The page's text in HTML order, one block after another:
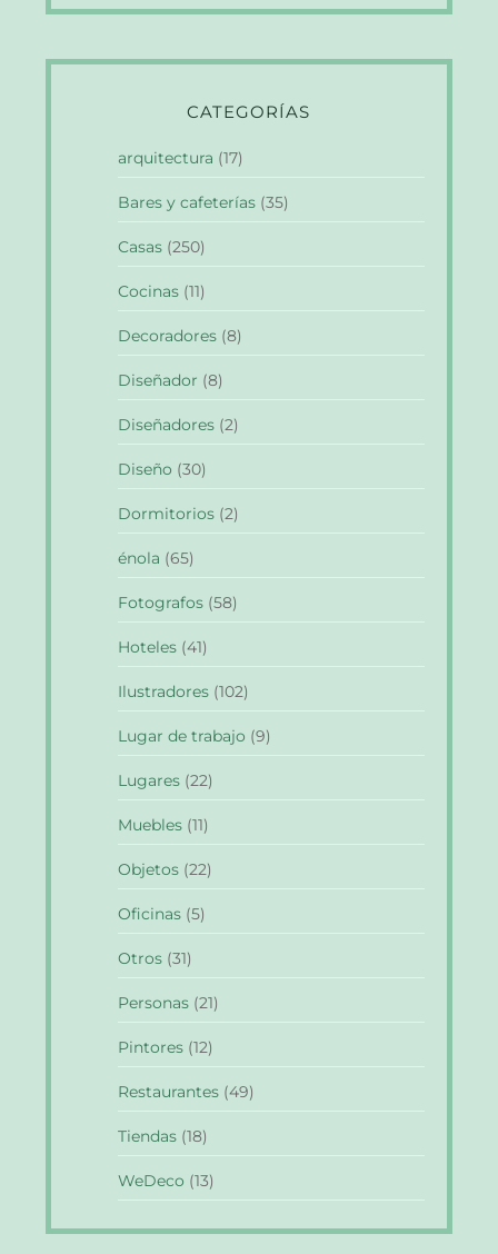
CATEGORÍAS
arquitectura (17)
Bares y cafeterías (35)
Casas (250)
Cocinas (11)
Decoradores (8)
Diseñador (8)
Diseñadores (2)
Diseño (30)
Dormitorios (2)
énola (65)
Fotografos (58)
Hoteles (41)
Ilustradores (102)
Lugar de trabajo (9)
Lugares (22)
Muebles (11)
Objetos (22)
Oficinas (5)
Otros (31)
Personas (21)
Pintores (12)
Restaurantes (49)
Tiendas (18)
WeDeco (13)